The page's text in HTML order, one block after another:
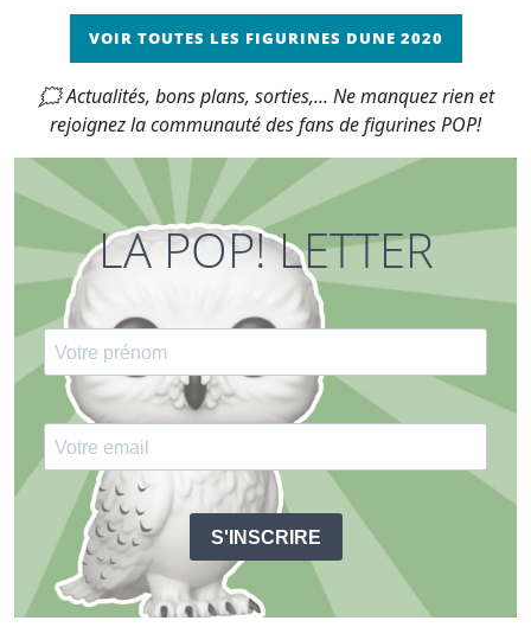
VOIR TOUTES LES FIGURINES DUNE 2020
🗯 Actualités, bons plans, sorties,... Ne manquez rien et
rejoignez la communauté des fans de figurines POP!
LA POP! LETTER
S'INSCRIRE